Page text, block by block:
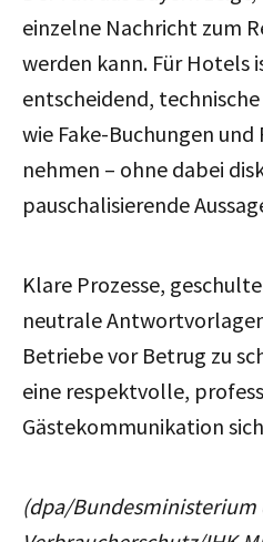
einzelne Nachricht zum
werden kann. Für Hotels
entscheidend,
wie Fake-Buchungen und
nehmen – ohne dabei
pauschalisierende
Klare Prozesse,
neutrale
Betriebe vor Betrug zu
eine respektvolle,
Gästekommunikation
(dpa/Bundesministerium